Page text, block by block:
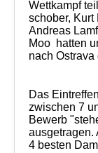
Wettkampf
schober, Kurt
Andreas
Moo hatten
nach Ostrava
Das
zwischen 7
Bewerb
ausgetragen.
4 besten